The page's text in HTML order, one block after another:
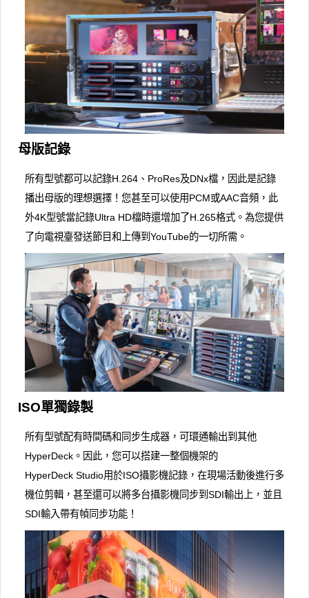
母版記錄
所有型號都可以記錄H.264、ProRes及DNx檔，因此是記錄
播出母版的理想選擇！您甚至可以使用PCM或AAC音頻，此
外4K型號當記錄Ultra HD檔時還增加了H.265格式。為您提供
了向電視臺發送節目和上傳到YouTube的一切所需。
ISO單獨錄製
所有型號配有時間碼和同步生成器，可環通輸出到其他
HyperDeck。因此，您可以搭建一整個機架的
HyperDeck Studio用於ISO攝影機記錄，在現場活動後進行多
機位剪輯，甚至還可以將多台攝影機同步到SDI輸出上，並且
SDI輸入帶有幀同步功能！